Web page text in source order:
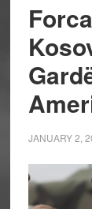
JANUARY 2,